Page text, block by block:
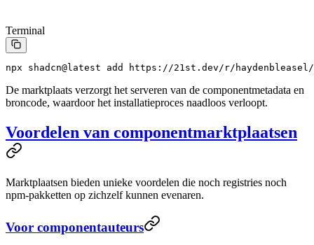
Terminal
npx shadcn@latest add https://21st.dev/r/
De marktplaats verzorgt het serveren van de componentmetadata en
broncode, waardoor het installatieproces naadloos verloopt.
Voordelen van componentmarktplaatsen
Marktplaatsen bieden unieke voordelen die noch registries noch
npm-pakketten op zichzelf kunnen evenaren.
Voor componentauteurs